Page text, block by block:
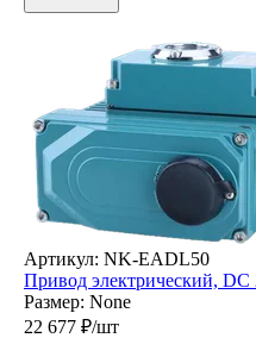
Артикул: NK-EADL50
Привод электрический,
Размер: None
22 677 ₽/шт